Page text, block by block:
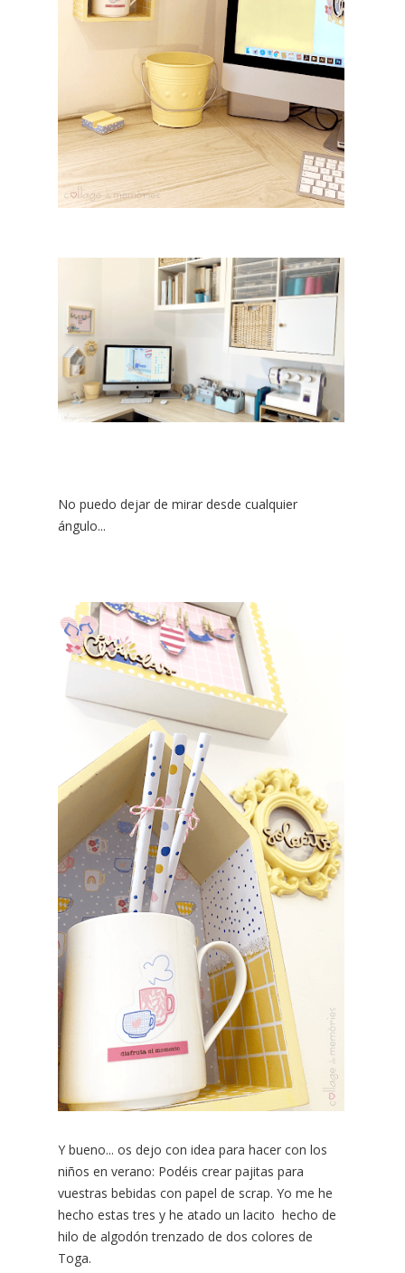
No puedo dejar de mirar desde cualquier
ángulo...
Y bueno... os dejo con idea para hacer con los
niños en verano: Podéis crear pajitas para
vuestras bebidas con papel de scrap. Yo me he
hecho estas tres y he atado un lacito hecho de
hilo de algodón trenzado de dos colores de
Toga.